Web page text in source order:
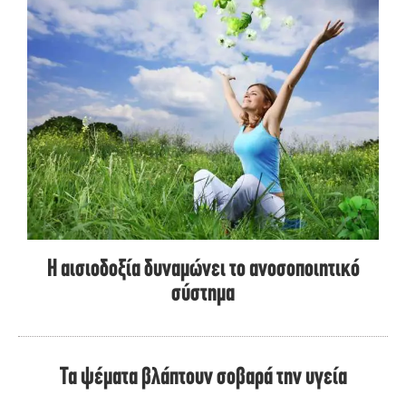
Η αισιοδοξία δυναμώνει το ανοσοποιητικό
σύστημα
Τα ψέματα βλάπτουν σοβαρά την υγεία